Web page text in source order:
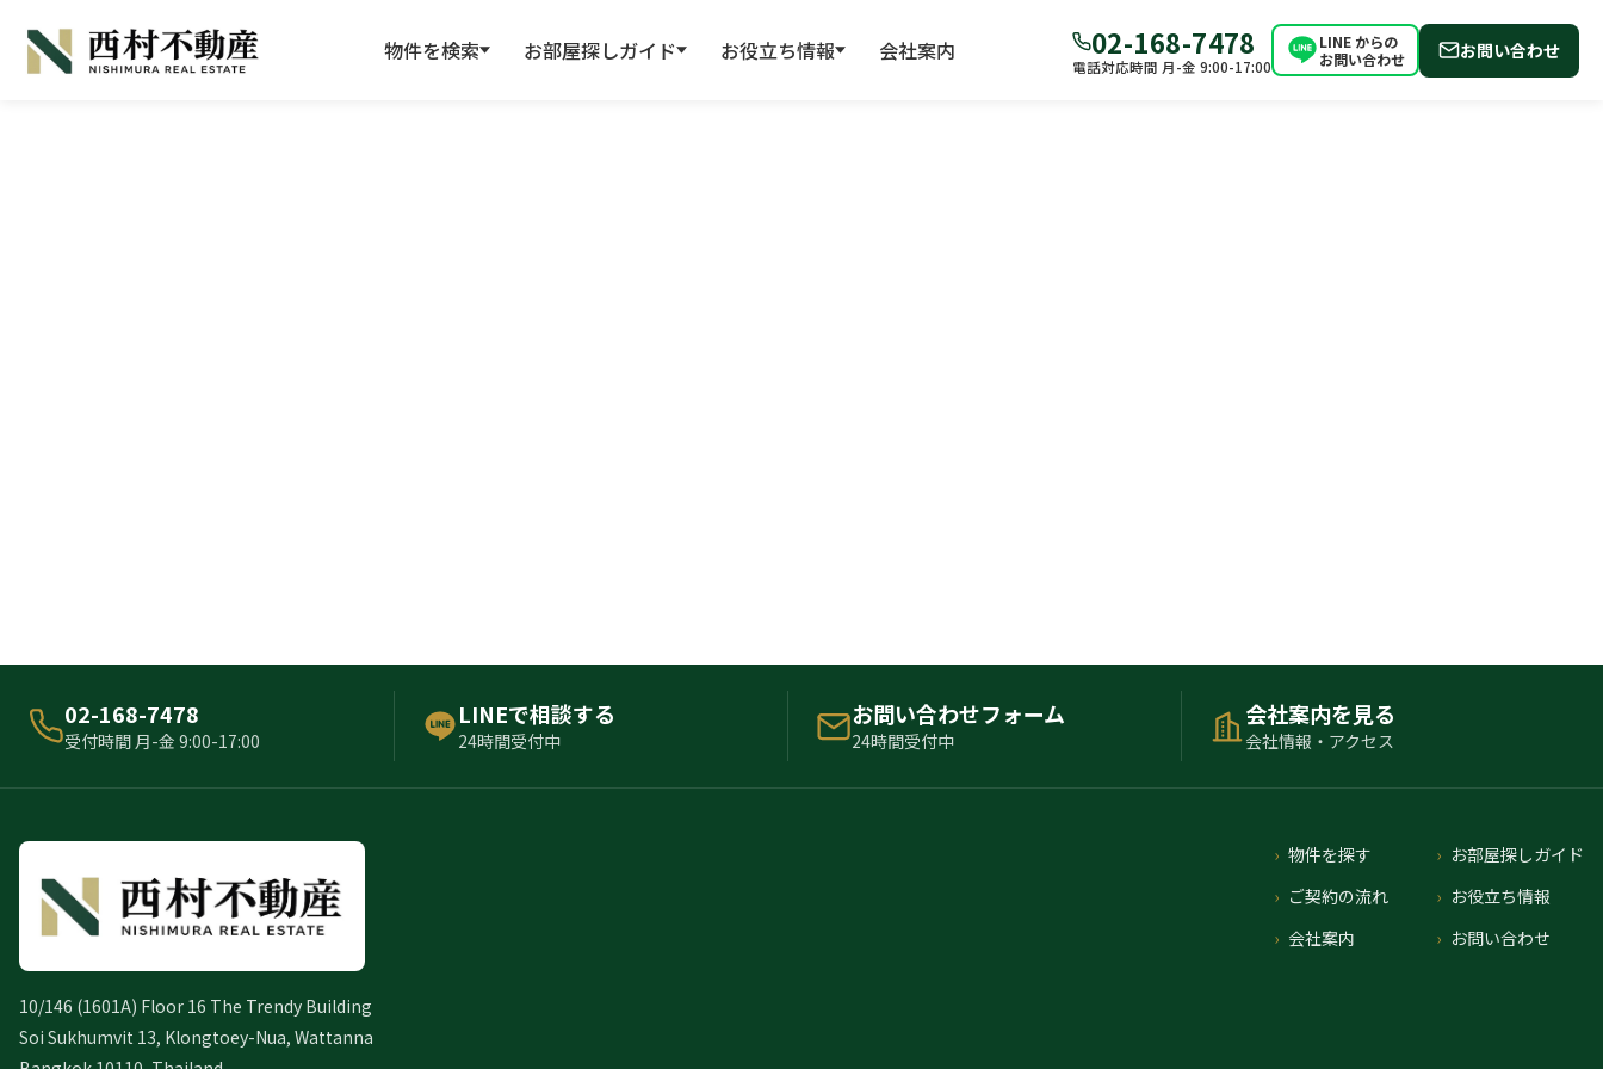
物件を検索 お部屋探しガイド お役立ち情報 会社案内 02-168-7478
電話対応時間 月-金 9:00-17:00
LINE からの
お問い合わせ
お問い合わせ
02-168-7478
受付時間 月-金 9:00-17:00
LINEで相談する
24時間受付中
お問い合わせフォーム
24時間受付中
会社案内を見る
会社情報・アクセス
10/146 (1601A) Floor 16 The Trendy Building
Soi Sukhumvit 13, Klongtoey-Nua, Wattanna
物件を探す
お部屋探しガイド
ご契約の流れ
お役立ち情報
会社案内
お問い合わせ